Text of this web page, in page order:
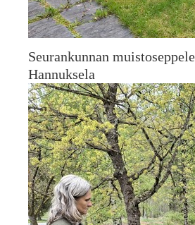
Seurankunnan
Hannuksela